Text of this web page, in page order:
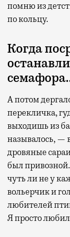
забронировать
Бизнес-зал
провести
выпить кофе,
самолеты. В
в лаунжах. В
несколько — в
гаваней. На
Лаунжи
Павелецком,
и Курском
могут
не только в
1000
помню из
по кольцу.
Когда
А потом
перекличка,
выходишь из
называлось, —
дровяные
был привозной.
чуть ли не у
вольерчик и
любителей
Я просто